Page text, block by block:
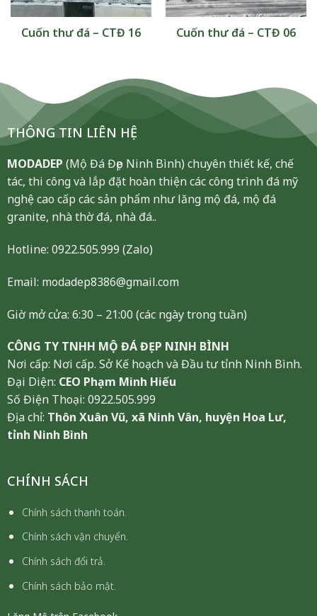
Cuốn thư đá – CTĐ 16 Cuốn thư đá – CTĐ 06
THÔNG TIN LIÊN HỆ
MODADEP (Mộ Đá Đẹp Ninh Bình) chuyên thiết kế, chế
tác, thi công và lắp đặt hoàn thiện các công trình đá mỹ
nghệ cao cấp các sản phẩm như lăng mộ đá, mộ đá
granite, nhà thờ đá, nhà đá..
Hotline: 0922.505.999 (Zalo)
Email: modadep8386@gmail.com
Giờ mở cửa: 6:30 – 21:00 (các ngày trong tuần)
CÔNG TY TNHH MỘ ĐÁ ĐẸP NINH BÌNH
Nơi cấp: Nơi cấp. Sở Kế hoạch và Đầu tư tỉnh Ninh Bình.
Đại Diện: CEO Phạm Minh Hiếu
Số Điện Thoại: 0922.505.999
Địa chỉ: Thôn Xuân Vũ, xã Ninh Vân, huyện Hoa Lư,
tỉnh Ninh Bình
CHÍNH SÁCH
Chính sách thanh toán.
Chính sách vận chuyển.
Chính sách đổi trả.
Chính sách bảo mật.